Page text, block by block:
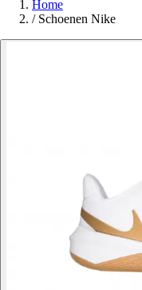
Home
/ Schoenen Nike